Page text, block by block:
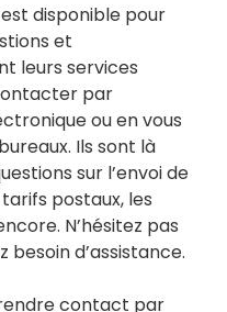
disponible pour
et
leurs services
par
ou en vous
Ils sont là
sur l’envoi de
postaux, les
N’hésitez pas
d’assistance.
contact par